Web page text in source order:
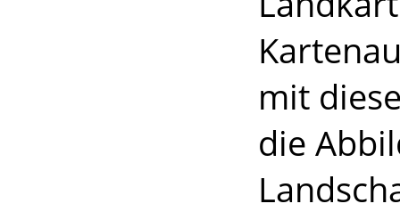
mit
die